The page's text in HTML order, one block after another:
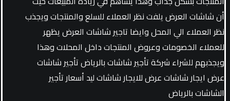
أن شاشات العرض يلفت نظر العملاء للسلع والمنتجات ويجذب
نظر العملاء الي المحل وايضا تاجير شاشات العرض يظهر
للعملاء الخصومات وعروض المنتجات داخل المحلات وهذا
ويجذبهم للشراء شركة تأجير شاشات بالرياض تأجير شاشات
عرض ايجار شاشات عرض للايجار شاشات ليد أسعار تأجير
الشاشات بالرياض